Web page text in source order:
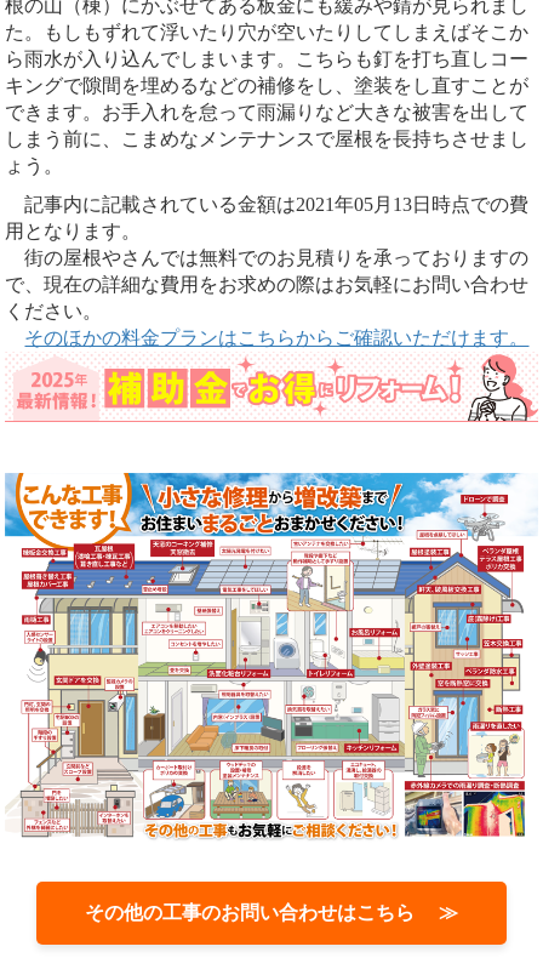
根の山（棟）にかぶせてある板金にも緩みや錆が見られまし
た。もしもずれて浮いたり穴が空いたりしてしまえばそこか
ら雨水が入り込んでしまいます。こちらも釘を打ち直しコー
キングで隙間を埋めるなどの補修をし、塗装をし直すことが
できます。お手入れを怠って雨漏りなど大きな被害を出して
しまう前に、こまめなメンテナンスで屋根を長持ちさせまし
ょう。
記事内に記載されている金額は2021年05月13日時点での費
用となります。
街の屋根やさんでは無料でのお見積りを承っておりますの
で、現在の詳細な費用をお求めの際はお気軽にお問い合わせ
ください。
そのほかの料金プランはこちらからご確認いただけます。
その他の工事のお問い合わせはこちら ≫